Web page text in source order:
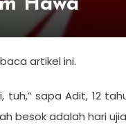
Hawa
artikel ini.
tuh,” sapa Adit, 12
besok adalah hari